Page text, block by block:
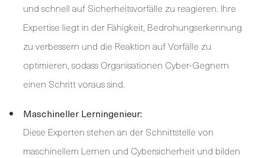
und schnell auf Sicherheitsvorfälle zu reagieren. Ihre
Expertise liegt in der Fähigkeit, Bedrohungserkennung
zu verbessern und die Reaktion auf Vorfälle zu
optimieren, sodass Organisationen Cyber-Gegnern
einen Schritt voraus sind.
Maschineller Lerningenieur:
Diese Experten stehen an der Schnittstelle von
maschinellem Lernen und Cybersicherheit und bilden